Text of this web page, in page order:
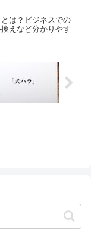
とは？ビジネスでの
えなど分かりやす